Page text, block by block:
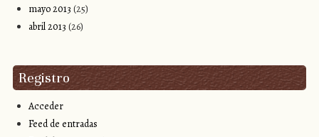
mayo 2013 (25)
abril 2013 (26)
Registro
Acceder
Feed de entradas